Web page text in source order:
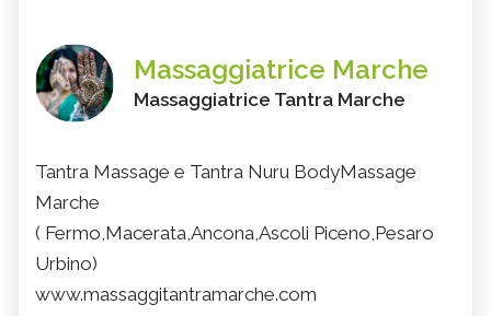
Massaggiatrice Marche
Massaggiatrice Tantra Marche
Tantra Massage e Tantra Nuru BodyMassage
Marche
( Fermo,Macerata,Ancona,Ascoli Piceno,Pesaro
Urbino)
www.massaggitantramarche.com